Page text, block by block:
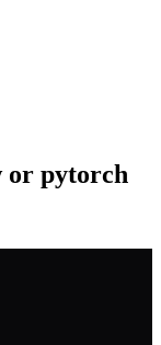
or pytorch